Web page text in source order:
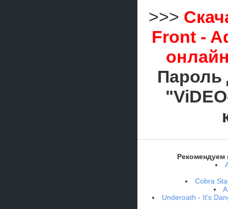
>>>
Front -
Пароль
Рекомендуем
Cobra
Underoath - It's